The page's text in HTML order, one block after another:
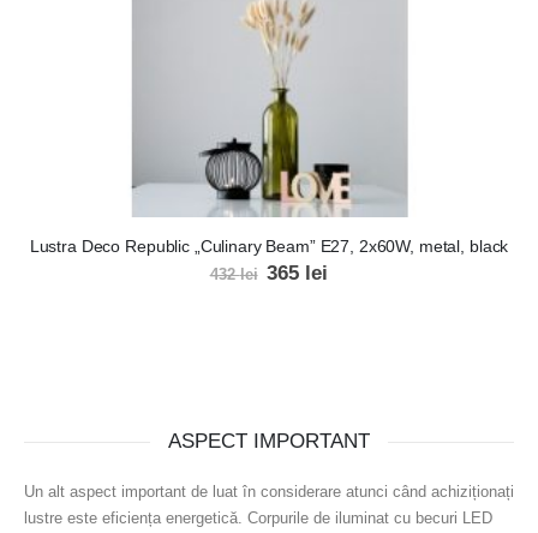
Lustra Deco Republic „Culinary Beam” E27, 2x60W, metal, black
432lei 365 lei
ASPECT IMPORTANT
Un alt aspect important de luat în considerare atunci când achiziționați
lustre este eficiența energetică. Corpurile de iluminat cu becuri LED